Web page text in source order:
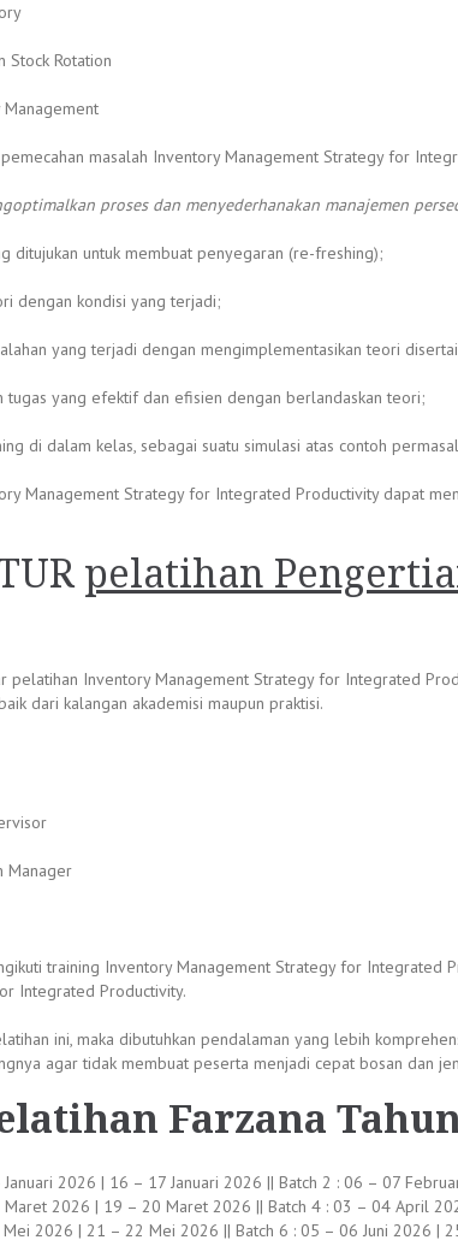
Stock Rotation
Management
masalah Inventory Management Strategy for
proses dan menyederhanakan manajemen
ditujukan untuk membuat penyegaran (re-freshing);
dengan kondisi yang terjadi;
yang terjadi dengan mengimplementasikan teori
tugas yang efektif dan efisien dengan berlandaskan teori;
di dalam kelas, sebagai suatu simulasi atas contoh
Management Strategy for Integrated Productivity dapat
pelatihan
pelatihan Inventory Management Strategy for Integrated
dari kalangan akademisi maupun praktisi.
Manager
training Inventory Management Strategy for
Integrated Productivity.
ini, maka dibutuhkan pendalaman yang lebih
agar tidak membuat peserta menjadi cepat bosan dan
Farzana
2026 | 16 – 17 Januari 2026 || Batch 2 : 06 – 07
Maret 2026 | 19 – 20 Maret 2026 || Batch 4 : 03 – 04 April
2026 | 21 – 22 Mei 2026 || Batch 6 : 05 – 06 Juni 2026 |